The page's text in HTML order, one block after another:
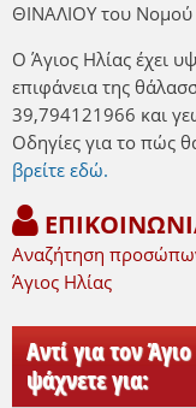
ΘΙΝΑΛΙΟΥ του
Ο Άγιος Ηλίας έχει
επιφάνεια της
39,794121966 και
Οδηγίες για το πώς
βρείτε εδώ.
Αναζήτηση
Άγιος Ηλίας
Αντί για τον
ψάχνετε για: